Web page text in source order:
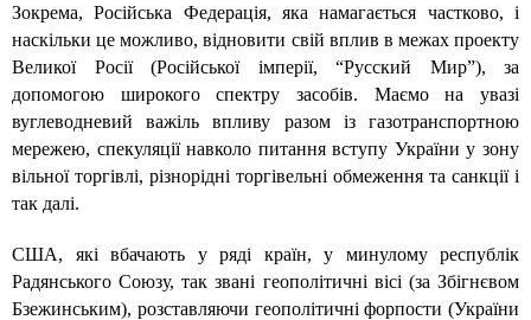
Зокрема, Російська Федерація, яка намагається частково, і
наскільки це можливо, відновити свій вплив в межах проекту
Великої Росії (Російської імперії, “Русский Мир”), за
допомогою широкого спектру засобів. Маємо на увазі
вуглеводневий важіль впливу разом із газотранспортною
мережею, спекуляції навколо питання вступу України у зону
вільної торгівлі, різнорідні торгівельні обмеження та санкції і
так далі.
США, які вбачають у ряді країн, у минулому республік
Радянського Союзу, так звані геополітичні вісі (за Збігнєвом
Бзежинським), розставляючи геополітичні форпости (України